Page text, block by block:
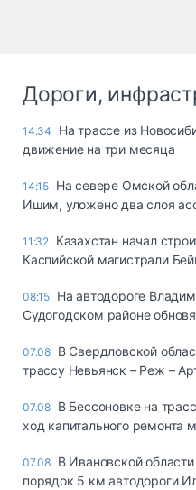
Дороги,
14:34
На трассе из
движение на три месяца
14:15 На севере Омской
Ишим, уложено два слоя
11:32 Казахстан начал
Каспийской магистрали
08:15 На автодороге
Судогодском районе
07.08 В Свердловской
трассу Невьянск – Реж –
07.08 В Бессоновке на
ход капитального ремонта
07.08 В Ивановской
порядок 5 км автодороги